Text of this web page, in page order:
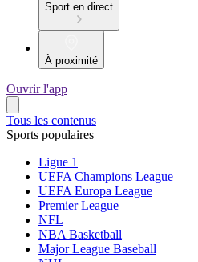
Sport en direct
À proximité
Ouvrir l'app
Tous les contenus
Sports populaires
Ligue 1
UEFA Champions League
UEFA Europa League
Premier League
NFL
NBA Basketball
Major League Baseball